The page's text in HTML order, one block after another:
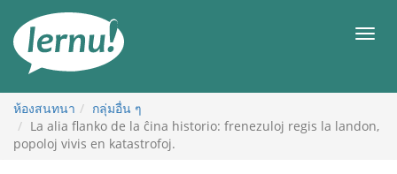
สารบัญ
เมนู
ห้องสนทนา
กลุ่มอื่น ๆ
La alia flanko de la ĉina historio: frenezuloj regis la landon,
popoloj vivis en katastrofoj.